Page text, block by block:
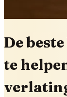
De
te